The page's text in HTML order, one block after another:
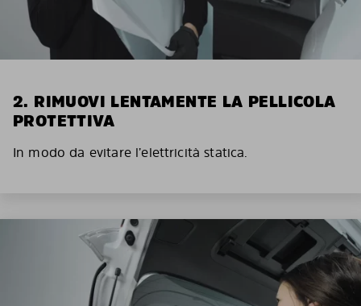
2. RIMUOVI LENTAMENTE LA PELLICOLA
PROTETTIVA
In modo da evitare l’elettricità statica.